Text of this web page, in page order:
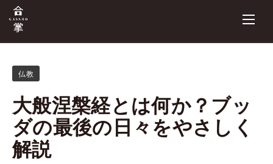
仏教
大般涅槃経とは何か？ブッ
ダの最後の日々をやさしく
解説